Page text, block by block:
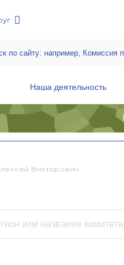
Наша деятельность
Викторович